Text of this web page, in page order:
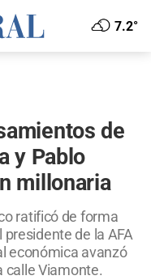
7.2°
de
y Pablo
millonaria
ratificó de forma
de la AFA
económica avanzó
calle Viamonte.